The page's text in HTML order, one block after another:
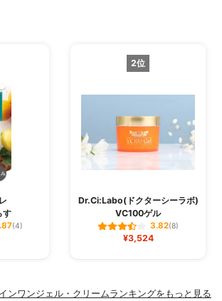
す
(4)
2位
Dr.Ci:Labo(ドクターシーラボ)
VC100ゲル
3.82(8)
¥3,524
ンワンジェル・クリームランキングをもっと見る